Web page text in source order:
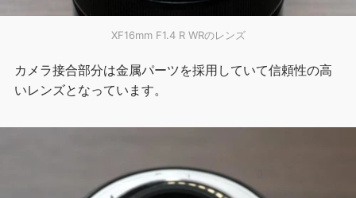
XF16mm F1.4 R WRのレンズ
カメラ接合部分は金属パーツを採用していて信頼性の高
いレンズとなっています。